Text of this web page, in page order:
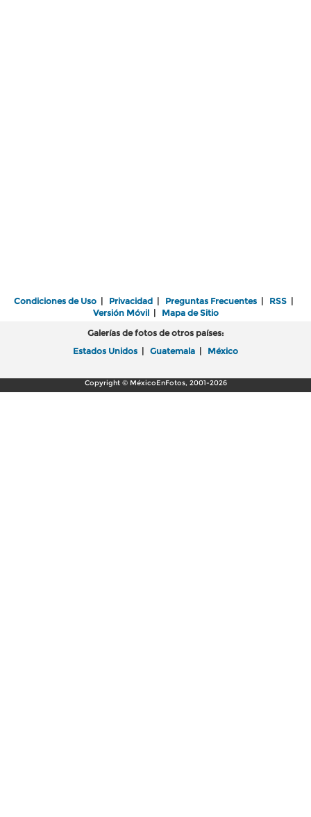
Condiciones de Uso | Privacidad | Preguntas Frecuentes | RSS |
Versión Móvil| Mapa de Sitio
Galerías de fotos de otros países:
Estados Unidos | Guatemala | México
Copyright © MéxicoEnFotos, 2001-2026